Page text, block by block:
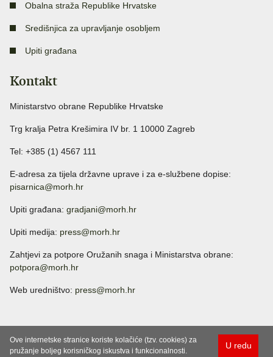
Obalna straža Republike Hrvatske
Središnjica za upravljanje osobljem
Upiti građana
Kontakt
Ministarstvo obrane Republike Hrvatske
Trg kralja Petra Krešimira IV br. 1 10000 Zagreb
Tel: +385 (1) 4567 111
E-adresa za tijela državne uprave i za e-službene dopise:
pisarnica@morh.hr
Upiti građana: gradjani@morh.hr
Upiti medija: press@morh.hr
Zahtjevi za potpore Oružanih snaga i Ministarstva obrane:
potpora@morh.hr
Web uredništvo: press@morh.hr
U redu
Ove internetske stranice koriste kolačiće (tzv. cookies) za
pružanje boljeg korisničkog iskustva i funkcionalnosti.